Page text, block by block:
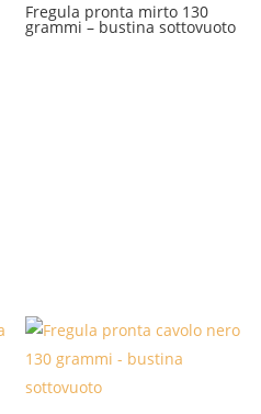
Fregula pronta mirto 130
grammi – bustina sottovuoto